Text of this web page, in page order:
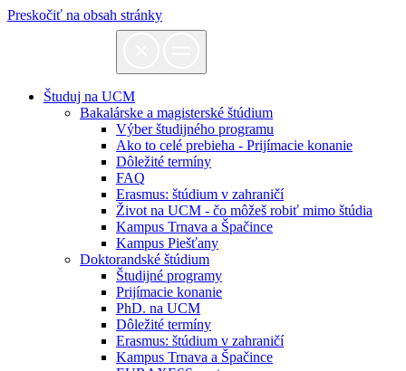
Preskočiť na obsah stránky
Študuj na UCM
Bakalárske a magisterské štúdium
Výber študijného programu
Ako to celé prebieha - Prijímacie konanie
Dôležité termíny
FAQ
Erasmus: štúdium v zahraničí
Život na UCM - čo môžeš robiť mimo štúdia
Kampus Trnava a Špačince
Kampus Piešťany
Doktorandské štúdium
Študijné programy
Prijímacie konanie
PhD. na UCM
Dôležité termíny
Erasmus: štúdium v zahraničí
Kampus Trnava a Špačince